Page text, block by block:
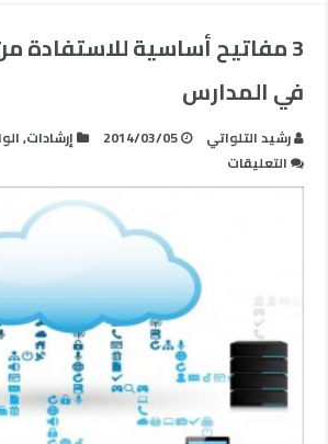
في المدارس
رشيد التلواتي 2014/03/05 إرشادات,
التعليقات
3
للاستفادة
المدارس
مغلقة